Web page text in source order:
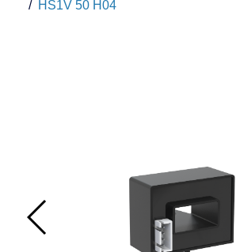
HS1V 50 H04